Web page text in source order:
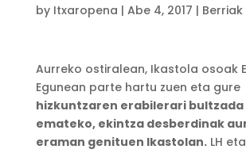
by Itxaropena | Abe 4, 2017 | Berriak
Aurreko ostiralean, Ikastola osoak
Egunean parte hartu zuen eta gure
hizkuntzaren erabilerari bultzada
emateko, ekintza desberdinak
eraman genituen Ikastolan.LH